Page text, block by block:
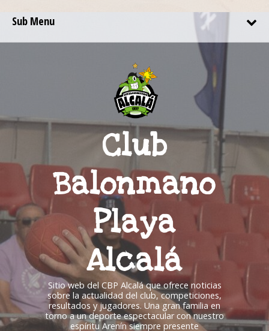
Sub Menu
Club
Balonmano
Playa
Alcalá
Sitio web del CBP Alcalá que ofrece noticias
sobre la actualidad del club, competiciones,
resultados y jugadores. Una gran familia en
torno a un deporte espectacular con nuestro
espíritu Arenín siempre presente